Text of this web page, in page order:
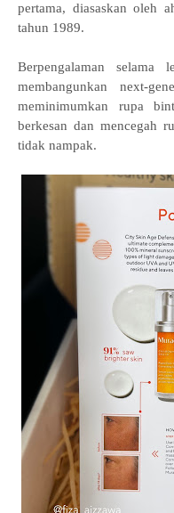
pertama, diasaskan oleh
tahun 1989.
Berpengalaman
membangunkan next-
meminimumkan rupa
berkesan dan mencegah
tidak nampak.